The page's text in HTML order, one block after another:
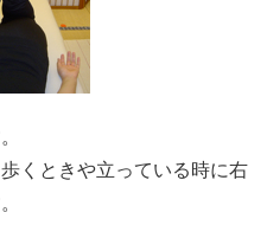
くときや立っている時に右